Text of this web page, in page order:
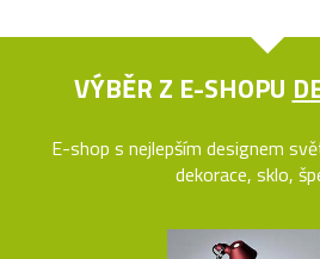
VÝBĚR Z E-SHOPU
E-shop s nejlepším designem
dekorace, sklo,